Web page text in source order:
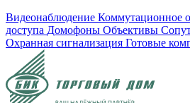
Видеонаблюдение Коммутационное
доступа Домофоны Объективы
Охранная сигнализация Готовые